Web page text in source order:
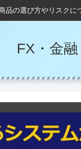
品の選び方やリスクに
FX・金